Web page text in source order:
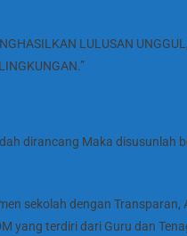
LULUSAN
dirancang Maka disusunlah
sekolah dengan
yang terdiri dari Guru dan